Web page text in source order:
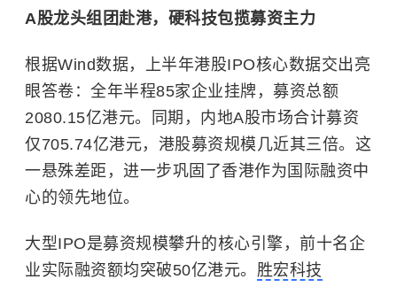
A股龙头组团赴港，硬科技包揽募资主力
根据Wind数据，上半年港股IPO核心数据交出亮
眼答卷：全年半程85家企业挂牌，募资总额
2080.15亿港元。同期，内地A股市场合计募资
仅705.74亿港元，港股募资规模几近其三倍。这
一悬殊差距，进一步巩固了香港作为国际融资中
心的领先地位。
大型IPO是募资规模攀升的核心引擎，前十名企
业实际融资额均突破50亿港元。 胜宏科技